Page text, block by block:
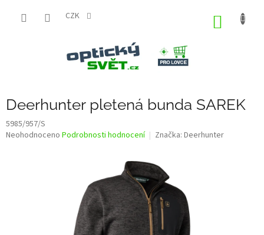
CZK
Deerhunter pletená bunda SAREK
5985/957/S
Průměrné
Neohodnoceno Podrobnosti hodnocení Značka: Deerhunter